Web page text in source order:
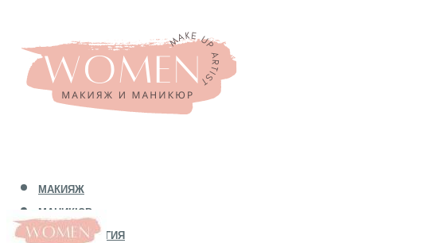
МАКИЯЖ
МАНИКЮР
КОСМЕТОЛОГИЯ